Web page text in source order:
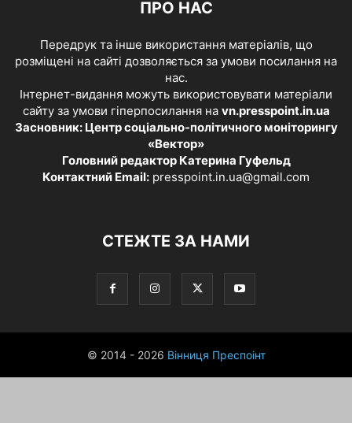
ПРО НАС
Передрук та інше використання матеріалів, що
розміщені на сайті дозволяється за умови посилання на
нас.
Інтернет-видання можуть використовувати матеріали
сайту за умови гіперпосилання на vn.presspoint.in.ua
Засновник: Центр соціально-політичного моніторингу
«Вектор»
Головний редактор Катерина Гуфельд
Контактний Email: presspoint.in.ua@gmail.com
СТЕЖТЕ ЗА НАМИ
© 2014 - 2026 Вінниця Преспоінт